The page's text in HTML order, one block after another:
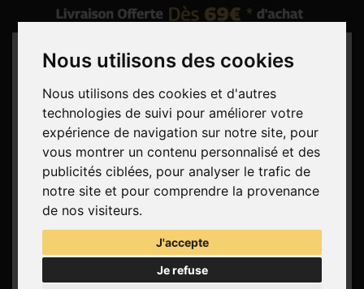
Nous utilisons des cookies
Nous utilisons des cookies et d'autres
technologies de suivi pour améliorer votre
expérience de navigation sur notre site, pour
vous montrer un contenu personnalisé et des
publicités ciblées, pour analyser le trafic de
notre site et pour comprendre la provenance
de nos visiteurs.
J'accepte
Je refuse
Rechercher
Panier(vide)
Aucun produit
Livraison gratuite !
Livraison